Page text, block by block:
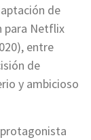
de
para Netflix
entre
de
y ambicioso